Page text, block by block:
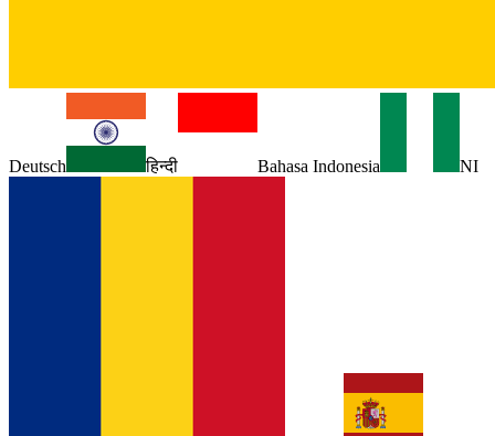
Deutsch हिन्दी Bahasa Indonesia NI